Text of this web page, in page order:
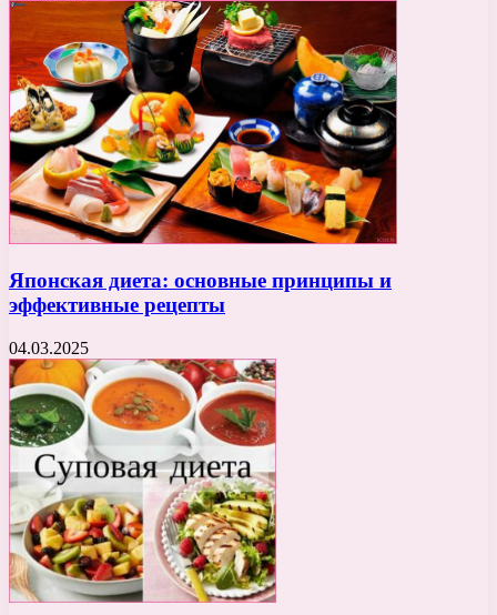
Японская диета: основные принципы и
эффективные рецепты
04.03.2025